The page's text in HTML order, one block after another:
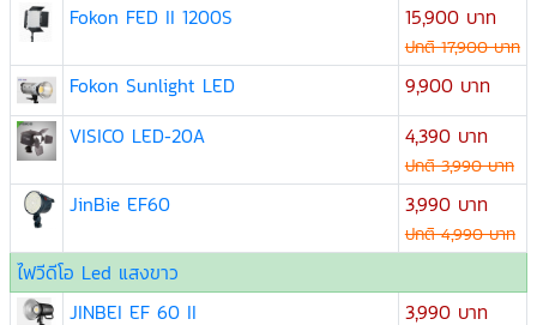
Fokon FED II 1200S
15,900 บาท
ปกติ 17,900 บาท
Fokon Sunlight LED
9,900 บาท
VISICO LED-20A
4,390 บาท
ปกติ 3,990 บาท
JinBie EF60 3,990 บาท
ปกติ 4,990 บาท
ไฟวีดีโอ Led แสงขาว
JINBEI EF 60 II
3,990 บาท